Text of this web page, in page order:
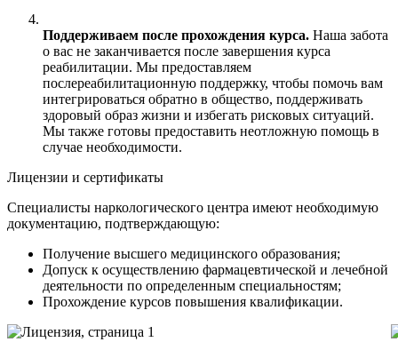
Поддерживаем после прохождения курса. Наша забота
о вас не заканчивается после завершения курса
реабилитации. Мы предоставляем
послереабилитационную поддержку, чтобы помочь вам
интегрироваться обратно в общество, поддерживать
здоровый образ жизни и избегать рисковых ситуаций.
Мы также готовы предоставить неотложную помощь в
случае необходимости.
Лицензии и сертификаты
Специалисты наркологического центра имеют необходимую
документацию, подтверждающую:
Получение высшего медицинского образования;
Допуск к осуществлению фармацевтической и лечебной
деятельности по определенным специальностям;
Прохождение курсов повышения квалификации.